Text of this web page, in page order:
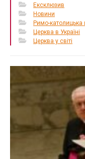
Ексклюзив
Новини
Римо-католицька
Церква в Україні
Церква у світі